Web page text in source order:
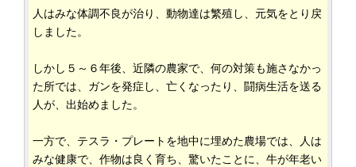
人はみな体調不良が治り、動物達は繁殖し、元気をとり戻
しました。
しかし５～６年後、近隣の農家で、何の対策も施さなかっ
た所では、ガンを発症し、亡くなったり、闘病生活を送る
人が、出始めました。
一方で、テスラ・プレートを地中に埋めた農場では、人は
みな健康で、作物は良く育ち、驚いたことに、牛が年老い